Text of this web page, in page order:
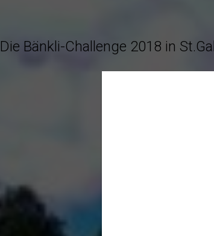
Die Bänkli-Challenge 2018 in